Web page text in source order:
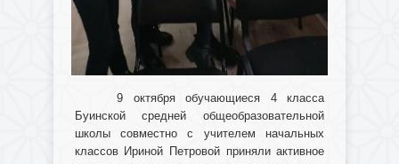
9 октября обучающиеся 4 класса
Буинской средней общеобразовательной
школы совместно с учителем начальных
классов Ириной Петровой приняли активное